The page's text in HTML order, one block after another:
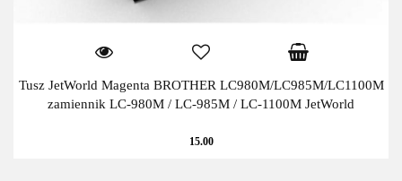
Tusz JetWorld Magenta BROTHER LC980M/LC985M/LC1100M
zamiennik LC-980M / LC-985M / LC-1100M JetWorld
15.00